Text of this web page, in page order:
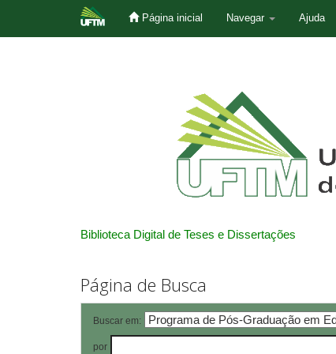
Página inicial Navegar Ajuda
Biblioteca Digital de Teses e Dissertações
Página de Busca
Buscar em:
por